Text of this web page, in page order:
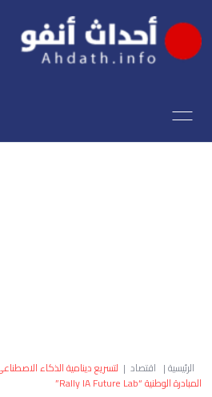
اقتصاد
العالم الرئيسية| اقتصاد | لتسريع دينامية الذكاء
المبادرة الوطنية “Rally IA Future Lab”